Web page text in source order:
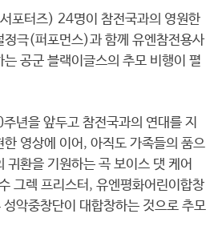
포터즈) 24명이 참전국과의 영원한
정극(퍼포먼스)과 함께 유엔참전용사
공군 블랙이글스의 추모 비행이 펼
년을 앞두고 참전국과의 연대를 지
영상에 이어, 아직도 가족들의 품으
귀환을 기원하는 곡 보이스 댓 케어
렉 프리스터, 유엔평화어린이합창
악중창단이 대합창하는 것으로 추모